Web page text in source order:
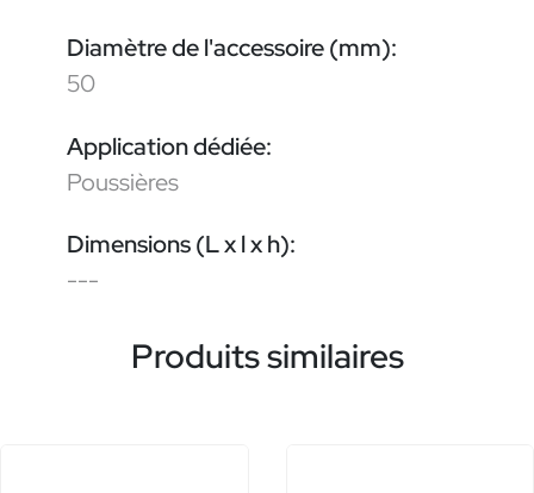
Diamètre de l'accessoire (mm):
50
Application dédiée:
Poussières
Dimensions (L x l x h):
---
Produits similaires